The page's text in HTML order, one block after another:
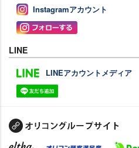
Instagramアカウント
LINE
LINEアカウントメディア